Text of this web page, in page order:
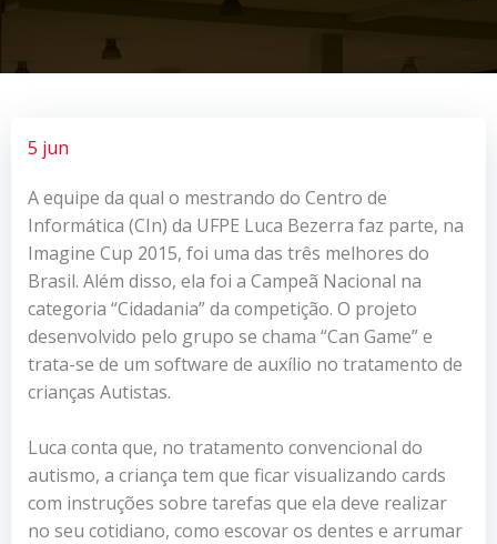
5 jun
A equipe da qual o mestrando do Centro de
Informática (CIn) da UFPE Luca Bezerra faz parte, na
Imagine Cup 2015, foi uma das três melhores do
Brasil. Além disso, ela foi a Campeã Nacional na
categoria “Cidadania” da competição. O projeto
desenvolvido pelo grupo se chama “Can Game” e
trata-se de um software de auxílio no tratamento de
crianças Autistas.
Luca conta que, no tratamento convencional do
autismo, a criança tem que ficar visualizando cards
com instruções sobre tarefas que ela deve realizar
no seu cotidiano, como escovar os dentes e arrumar